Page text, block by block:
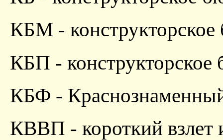
КБМ -
КБП -
КБФ -
КВВП - короткий взлет